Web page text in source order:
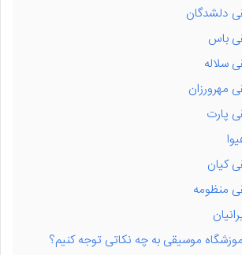
دلشدگان
باس
سلاله
مهرورزان
پارت
کیان
منظومه
موسیقی به چه نکاتی توجه کنیم؟